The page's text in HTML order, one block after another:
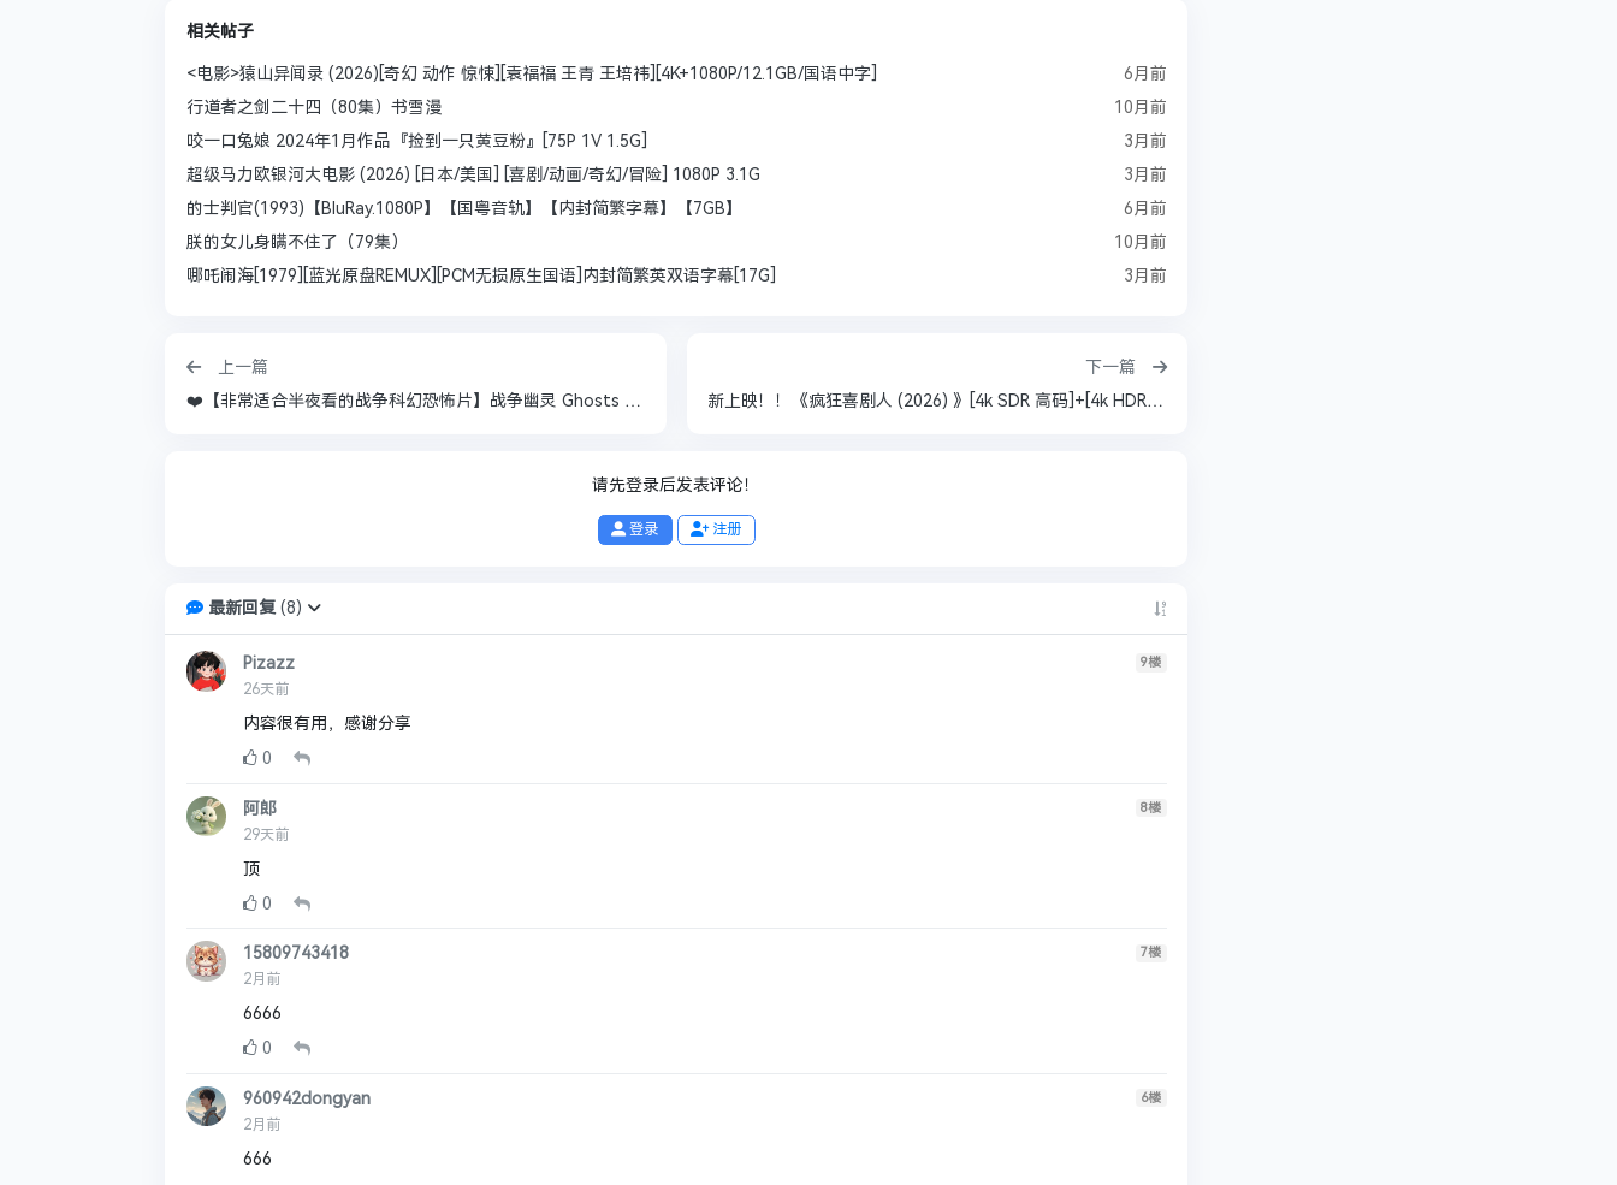
相关帖子
<电影>猿山异闻录 (2026)[奇幻 动作 惊悚][袁福福 王青 王培祎][4K+1080P/12.1GB/国语中字]
6月前
行道者之剑二十四（80集）书雪漫
10月前
咬一口兔娘 2024年1月作品『捡到一只黄豆粉』[75P 1V 1.5G]
3月前
超级马力欧银河大电影 (2026) [日本/美国] [喜剧/动画/奇幻/冒险] 1080P 3.1G
3月前
的士判官(1993)【BluRay.1080P】【国粤音轨】【内封简繁字幕】【7GB】
6月前
朕的女儿身瞒不住了（79集）
10月前
哪吒闹海[1979][蓝光原盘REMUX][PCM无损原生国语]内封简繁英双语字幕[17G]
3月前
上一篇
❤️【非常适合半夜看的战争科幻恐怖片】战争幽灵 Ghosts of War【2020】BD1080P [中文字幕] [6.1G]
下一篇
新上映！！《疯狂喜剧人 (2026) 》[4k SDR 高码]+[4k HDR 60帧 高码] 共18.4G大小！
请先登录后发表评论！
登录 注册
最新回复(8)
Pizazz
26天前
9楼
内容很有用，感谢分享
0
阿郎
29天前
8楼
顶
0
15809743418
2月前
7楼
6666
0
960942dongyan
2月前
6楼
666